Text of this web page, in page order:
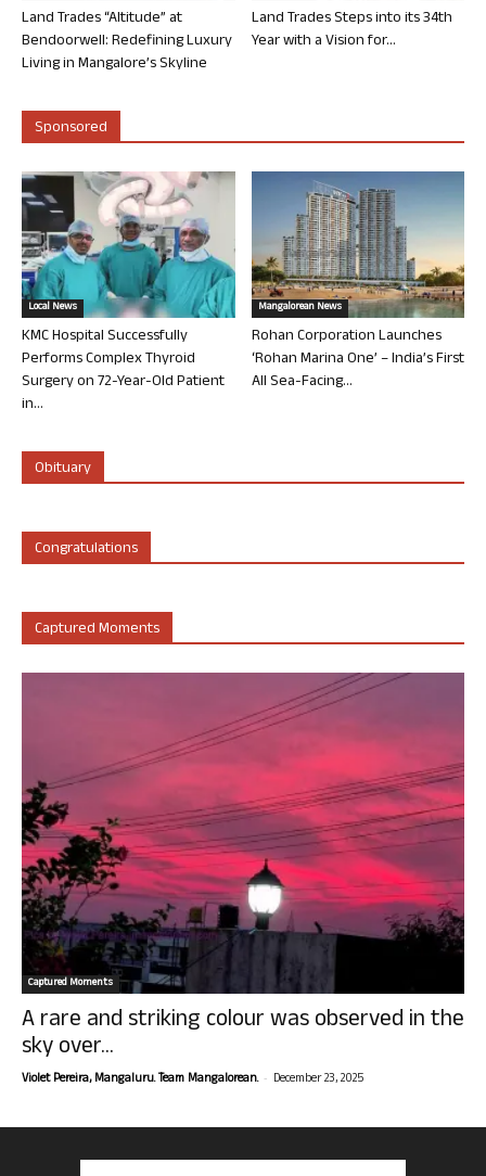
Land Trades “Altitude” at
Bendoorwell: Redefining Luxury
Living in Mangalore’s Skyline
Land Trades Steps into its 34th
Year with a Vision for...
Sponsored
Local News
KMC Hospital Successfully
Performs Complex Thyroid
Surgery on 72-Year-Old Patient
in...
Mangalorean News
Rohan Corporation Launches
‘Rohan Marina One’ – India’s First
All Sea-Facing...
Obituary
Congratulations
Captured Moments
Captured Moments
A rare and striking colour was observed in the
sky over...
Violet Pereira, Mangaluru. Team Mangalorean. - December 23, 2025